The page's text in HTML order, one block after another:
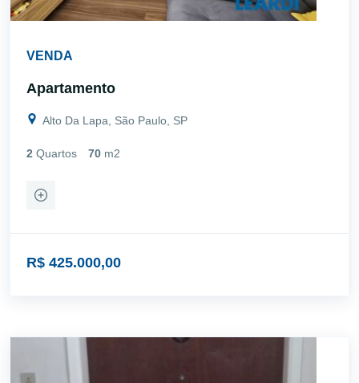
VENDA
Apartamento
Alto Da Lapa, São Paulo, SP
2 Quartos 70 m2
R$ 425.000,00